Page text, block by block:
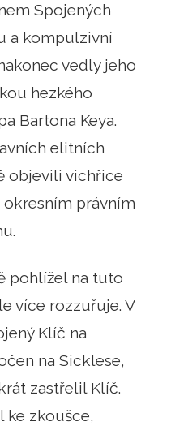
Spojených
a kompulzivní
vedly jeho
hezkého
Bartona Keya.
elitních
objevili vichřice
okresním právním
pohlížel na tuto
více rozzuřuje. V
Klíč na
na Sicklese,
zastřelil Klíč.
ke zkoušce,